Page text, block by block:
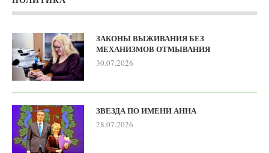
ЗАКОНЫ ВЫЖИВАНИЯ БЕЗ
МЕХАНИЗМОВ ОТМЫВАНИЯ
30.07.2026
ЗВЕЗДА ПО ИМЕНИ АННА
28.07.2026